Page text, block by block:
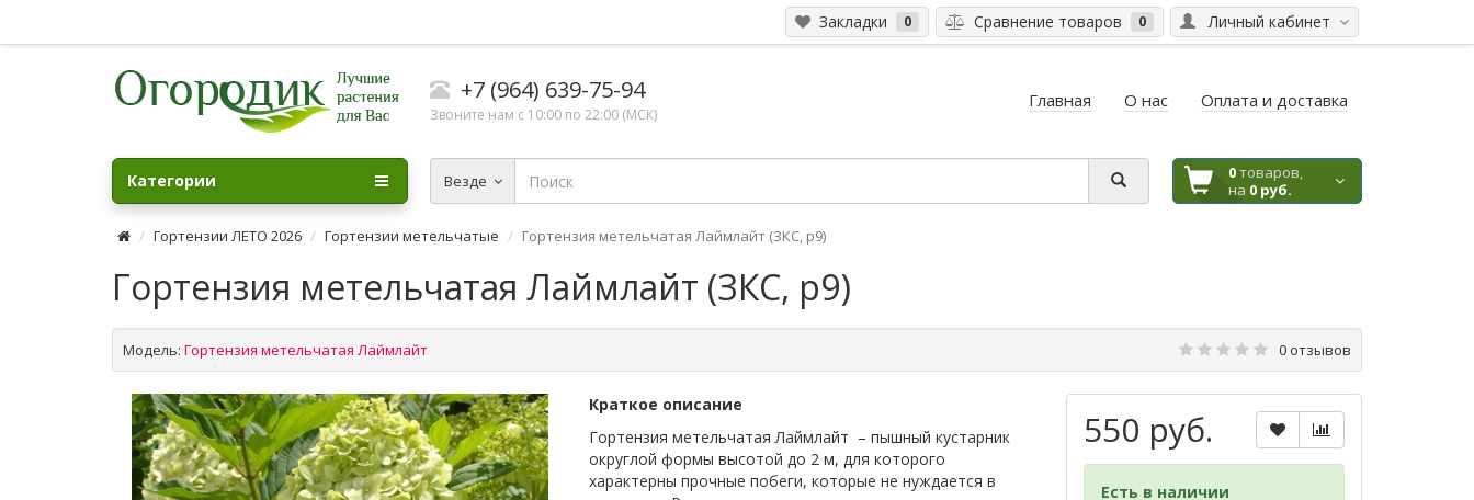
Личный кабинет
Закладки 0 Сравнение товаров 0
+7 (964) 639-75-94
Звоните нам с 10:00 по 22:00 (МСК)
Главная О нас Оплата и доставка
Везде 0товаров,
на 0 руб.
Категории
Гортензии ЛЕТО 2026 Гортензии метельчатые Гортензия метельчатая Лаймлайт (ЗКС, р9)
Гортензия метельчатая Лаймлайт (ЗКС, р9)
Модель: Гортензия метельчатая Лаймлайт 0 отзывов
Краткое описание
Гортензия метельчатая Лаймлайт – пышный кустарник
округлой формы высотой до 2 м, для которого
характерны прочные побеги, которые не нуждается в
550 руб.
Есть в наличии